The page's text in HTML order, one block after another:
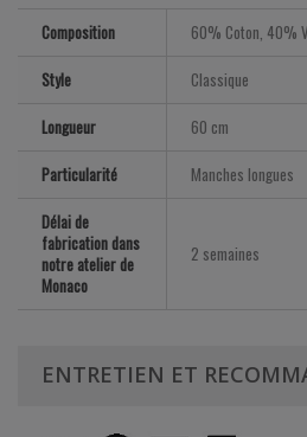
Composition
60% Coton, 40%
Style
Classique
Longueur
60 cm
Particularité
Manches longues
Délai de
fabrication dans
notre atelier de
Monaco
2 semaines
ENTRETIEN ET